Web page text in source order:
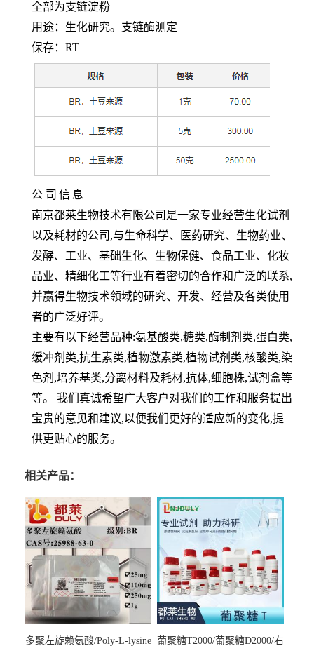
全部为支链淀粉
用途：生化研究。支链酶测定
保存： RT
公 司 信 息
南京都莱生物技术有限公司是一家专业经营生化试剂
以及耗材的公司,与生命科学、医药研究、生物药业、
发酵、工业、基础生化、生物保健、食品工业、化妆
品业、精细化工等行业有着密切的合作和广泛的联系,
并赢得生物技术领域的研究、开发、经营及各类使用
者的广泛好评。
主要有以下经营品种:氨基酸类,糖类,酶制剂类,蛋白类,
缓冲剂类,抗生素类,植物激素类,植物试剂类,核酸类,染
色剂,培养基类,分离材料及耗材,抗体,细胞株,试剂盒等
等。 我们真诚希望广大客户对我们的工作和服务提出
宝贵的意见和建议,以便我们更好的适应新的变化,提
供更贴心的服务。
相关产品：
多聚左旋赖氨酸/Poly-L-lysine 葡聚糖T2000/葡聚糖D2000/右